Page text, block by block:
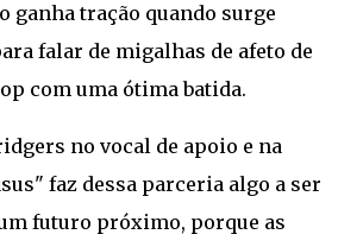
ganha tração quando surge
falar de migalhas de afeto de
com uma ótima batida.
no vocal de apoio e na
faz dessa parceria algo a ser
futuro próximo, porque as